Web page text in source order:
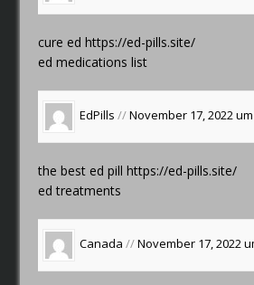
cure edhttps://ed-pills.site/
ed medications list
EdPills //November 17, 2022
the best ed pillhttps://ed-pills.site/
ed treatments
Canada //November 17, 2022